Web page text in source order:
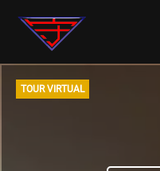
TOUR VIRTUAL